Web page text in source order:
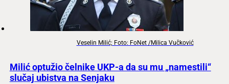
Veselin Milić; Foto: FoNet /Milica Vučković
Milić optužio čelnike UKP-a da su mu „namestili“
slučaj ubistva na Senjaku